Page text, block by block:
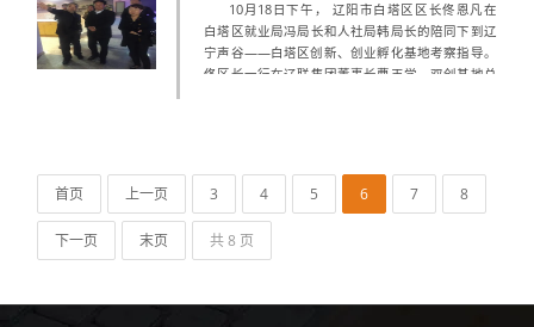
10月18日下午， 辽阳市白塔区区长佟恩凡在
白塔区就业局冯局长和人社局韩局长的陪同下到辽
宁声谷——白塔区创新、创业孵化基地考察指导。
佟区长一行在辽联集团董事长曹玉学、双创基地总
首页 上一页 3 4 5 6 7 8
下一页 末页 共 8 页